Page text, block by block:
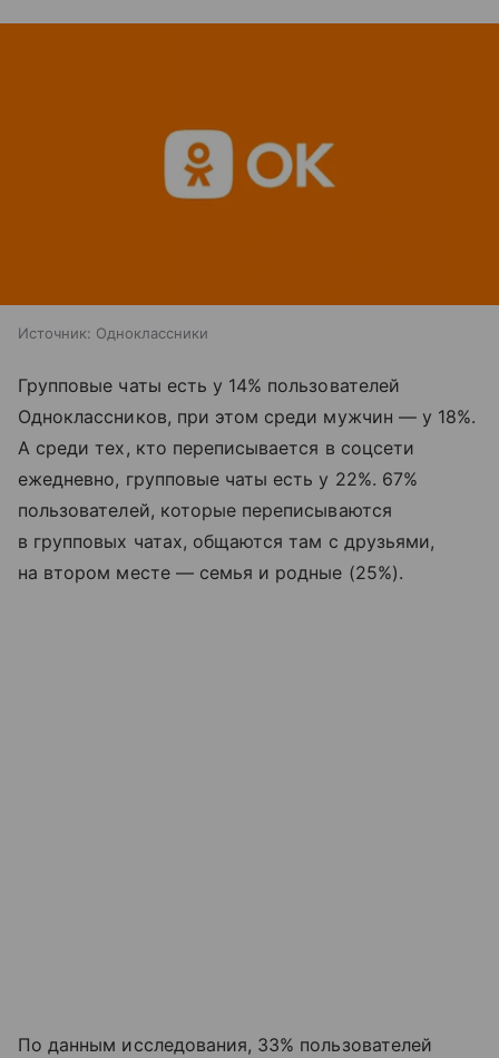
Источник: Одноклассники
Групповые чаты есть у 14% пользователей
Одноклассников, при этом среди мужчин — у 18%.
А среди тех, кто переписывается в соцсети
ежедневно, групповые чаты есть у 22%. 67%
пользователей, которые переписываются
в групповых чатах, общаются там с друзьями,
на втором месте — семья и родные (25%).
По данным исследования, 33% пользователей